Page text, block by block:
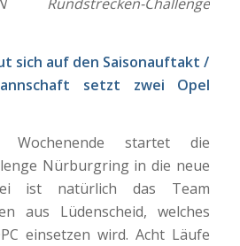
sich auf den Saisonauftakt /
setzt zwei Opel
Wochenende startet die
Nürburgring in die neue
ist natürlich das Team
aus Lüdenscheid, welches
einsetzen wird. Acht Läufe